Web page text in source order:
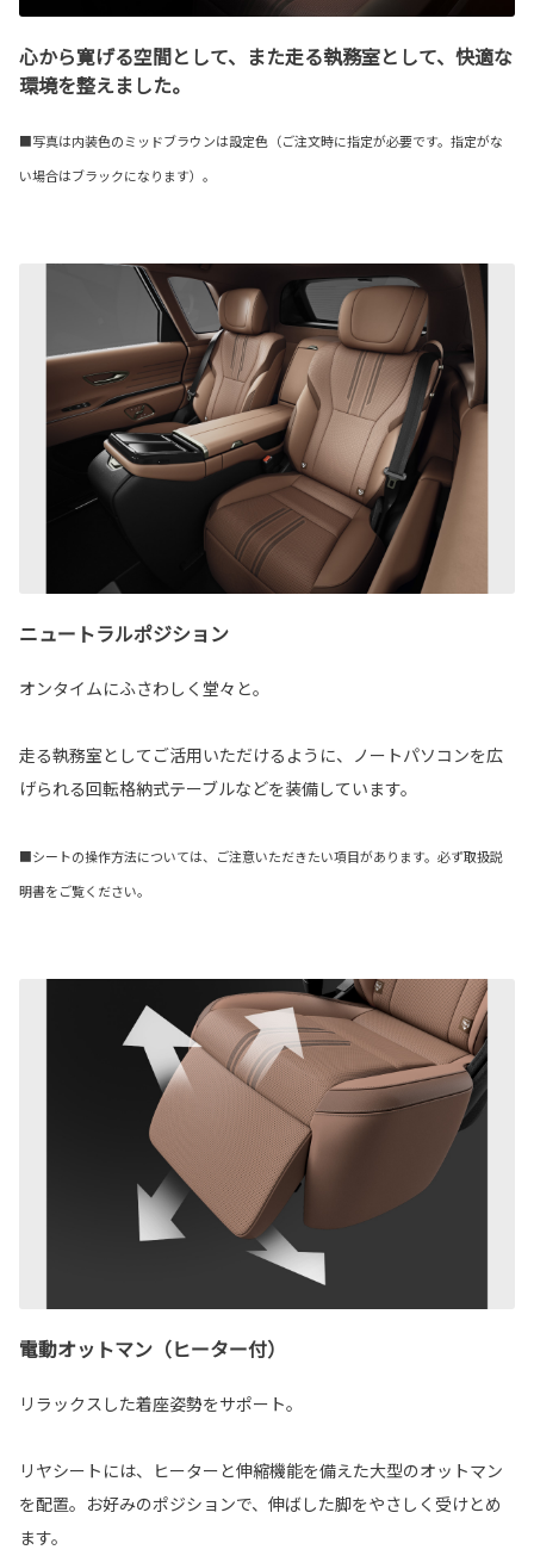
心から寛げる空間として、また走る執務室として、快適な
環境を整えました。
■写真は内装色のミッドブラウンは設定色（ご注文時に指定が必要です。指定がな
い場合はブラックになります）。
ニュートラルポジション
オンタイムにふさわしく堂々と。
走る執務室としてご活用いただけるように、ノートパソコンを広
げられる回転格納式テーブルなどを装備しています。
■シートの操作方法については、ご注意いただきたい項目があります。必ず取扱説
明書をご覧ください。
電動オットマン（ヒーター付）
リラックスした着座姿勢をサポート。
リヤシートには、ヒーターと伸縮機能を備えた大型のオットマン
を配置。お好みのポジションで、伸ばした脚をやさしく受けとめ
ます。